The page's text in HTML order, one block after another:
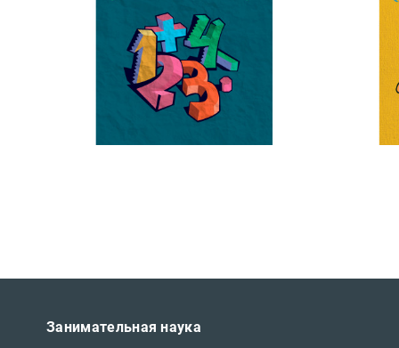
Занимательная наука